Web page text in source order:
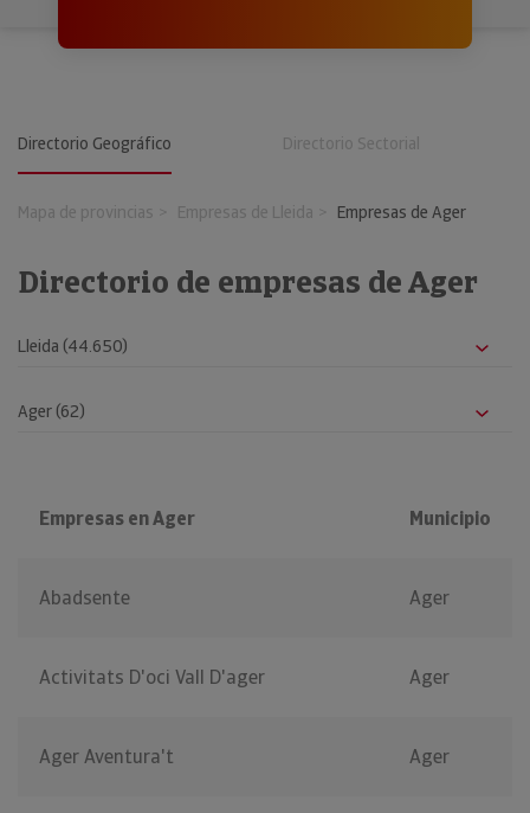
Directorio Geográfico Directorio Sectorial
Mapa de provincias Empresas de Lleida Empresas de Ager
Directorio de empresas de Ager
Empresas en Ager Municipio
Abadsente Ager
Activitats D'oci Vall D'ager Ager
Ager Aventura't Ager